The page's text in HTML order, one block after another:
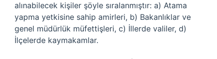
alınabilecek kişiler şöyle sıralanmıştır: a) Atama
yapma yetkisine sahip amirleri, b) Bakanlıklar ve
genel müdürlük müfettişleri, c) İllerde valiler, d)
İlçelerde kaymakamlar.